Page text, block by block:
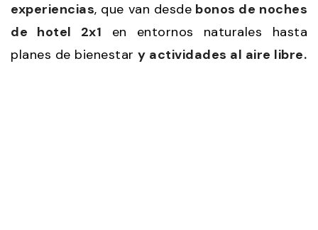
experiencias, que van desde bonos de noches
de hotel 2x1 en entornos naturales hasta
planes de bienestar y actividades al aire libre.